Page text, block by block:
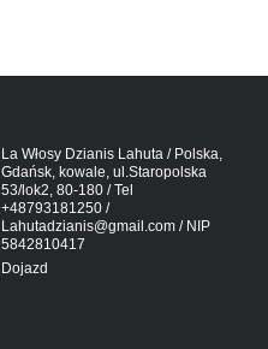
La Włosy Dzianis Lahuta / Polska,
Gdańsk, kowale, ul.Staropolska
53/lok2, 80-180 / Tel
+48793181250 /
Lahutadzianis@gmail.com / NIP
5842810417
Dojazd